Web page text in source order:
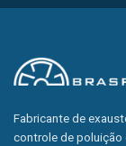
Fabricante de
controle de